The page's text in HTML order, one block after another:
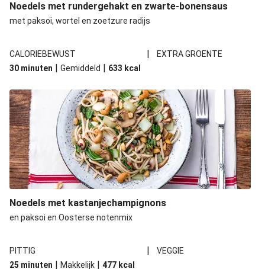
Noedels met rundergehakt en zwarte-bonensaus
met paksoi, wortel en zoetzure radijs
CALORIEBEWUST |
EXTRA GROENTE
30 minuten | Gemiddeld | 633 kcal
Noedels met kastanjechampignons
en paksoi en Oosterse notenmix
PITTIG |
VEGGIE
25 minuten | Makkelijk | 477 kcal